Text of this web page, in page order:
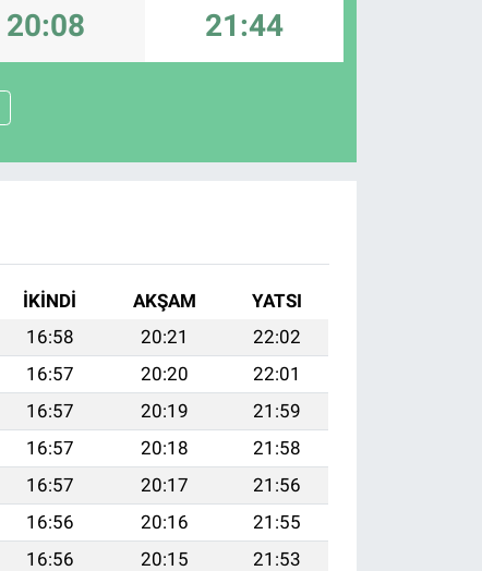
20:08 21:44
İKINDI AKŞAM
YATSI
16:58 20:21
22:02
16:57 20:20
22:01
16:57 20:19
21:59
16:57 20:18
21:58
16:57 20:17
21:56
16:56 20:16
21:55
16:56 20:15
21:53